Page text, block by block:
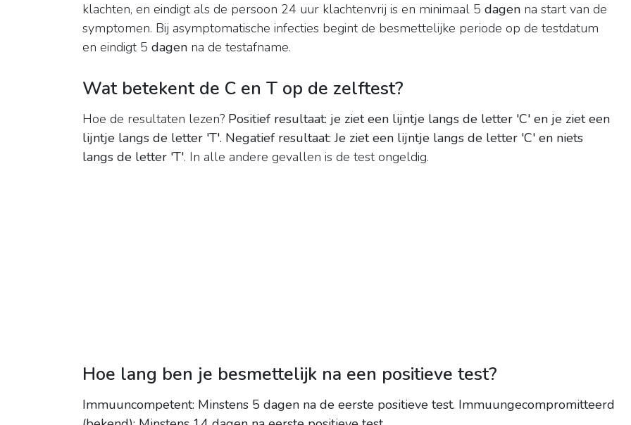
klachten, en eindigt als de persoon 24 uur klachtenvrij is en minimaal 5 dagen na start van de
symptomen. Bij asymptomatische infecties begint de besmettelijke periode op de testdatum
en eindigt 5 dagen na de testafname.
Wat betekent de C en T op de zelftest?
Hoe de resultaten lezen? Positief resultaat: je ziet een lijntje langs de letter 'C' en je ziet een
lijntje langs de letter 'T'. Negatief resultaat: Je ziet een lijntje langs de letter 'C' en niets
langs de letter 'T'. In alle andere gevallen is de test ongeldig.
Hoe lang ben je besmettelijk na een positieve test?
Immuuncompetent: Minstens 5 dagen na de eerste positieve test. Immuungecompromitteerd